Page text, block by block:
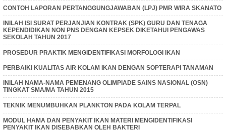
CONTOH LAPORAN PERTANGGUNGJAWABAN (LPJ) PMR WIRA SKANATO
INILAH ISI SURAT PERJANJIAN KONTRAK (SPK) GURU DAN TENAGA
KEPENDIDIKAN NON PNS DENGAN KEPSEK DIKETAHUI PENGAWAS
SEKOLAH TAHUN 2017
PROSEDUR PRAKTIK MENGIDENTIFIKASI MORFOLOGI IKAN
PERBAIKI KUALITAS AIR KOLAM IKAN DENGAN SOPTERAPI TANAMAN
INILAH NAMA-NAMA PEMENANG OLIMPIADE SAINS NASIONAL (OSN)
TINGKAT SMA/MA TAHUN 2015
TEKNIK MENUMBUHKAN PLANKTON PADA KOLAM TERPAL
MODUL HAMA DAN PENYAKIT IKAN MATERI MENGIDENTIFIKASI
PENYAKIT IKAN DISEBABKAN OLEH BAKTERI